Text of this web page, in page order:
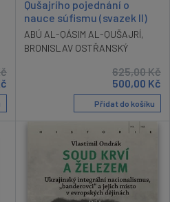
Qušajrího pojednání o
nauce súfismu (svazek II)
ABÚ AL-QÁSIM AL-QUŠAJRÍ,
BRONISLAV OSTŘANSKÝ
625,00Kč
500,00 Kč
Přidat do košíku